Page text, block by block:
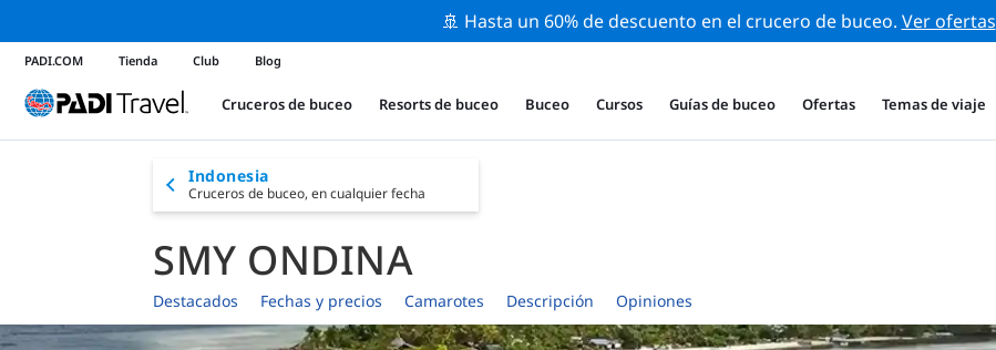
🚢 Hasta un 60% de descuento en el crucero de buceo. Ver ofertas
PADI.COM Tienda Club Blog
Cruceros de buceo Resorts de buceo Buceo Cursos Guías de buceo Ofertas Temas de viaje
Indonesia
Cruceros de buceo, en cualquier fecha
SMY ONDINA
Destacados Fechas y precios Camarotes Descripción Opiniones